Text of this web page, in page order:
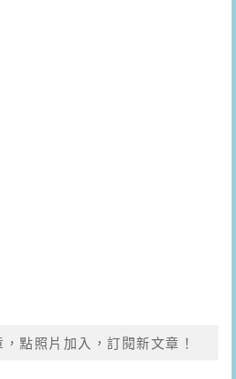
點照片加入，訂閱新文章！